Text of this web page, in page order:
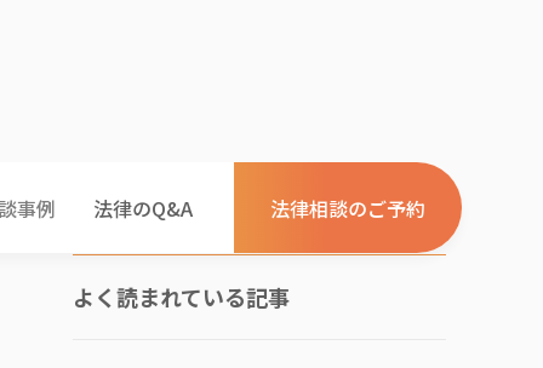
事例 法律のQ&A 法律相談のご予約
よく読まれている記事